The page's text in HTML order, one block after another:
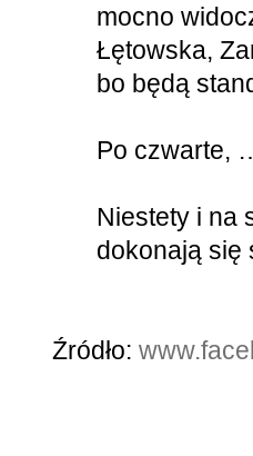
mocno
Łętowska,
bo będą
Po
Niestety i na
dokonają się
Źródło: